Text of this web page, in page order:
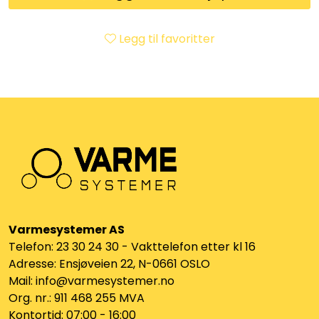
Legg til favoritter
Varmesystemer AS
Telefon: 23 30 24 30 - Vakttelefon etter kl 16
Adresse: Ensjøveien 22, N-0661 OSLO
Mail: info@varmesystemer.no
Org. nr.: 911 468 255 MVA
Kontortid: 07:00 - 16:00
Klemringskoblinger
Planfront radiatorer
Watersafe
Elektrokjeler